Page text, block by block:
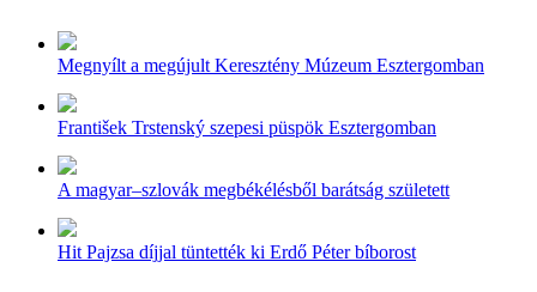
Megnyílt a megújult Keresztény Múzeum Esztergomban
František Trstenský szepesi püspök Esztergomban
A magyar–szlovák megbékélésből barátság született
Hit Pajzsa díjjal tüntették ki Erdő Péter bíborost